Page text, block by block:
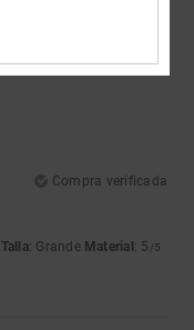
Compra verificada
Talla: Grande Material : 5 /5